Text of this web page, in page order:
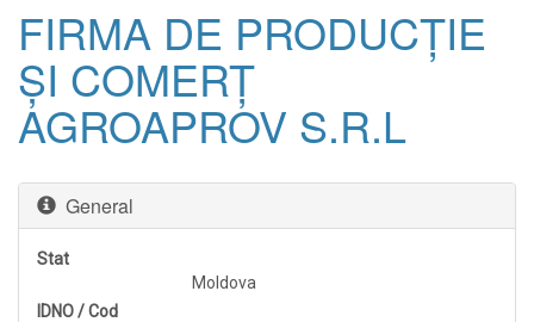
FIRMA DE PRODUCŢIE
ŞI COMERŢ
AGROAPROV S.R.L
General
Stat
Moldova
IDNO / Cod